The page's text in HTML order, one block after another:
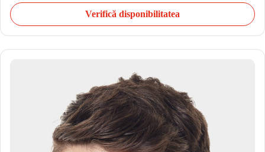
Verifică disponibilitatea